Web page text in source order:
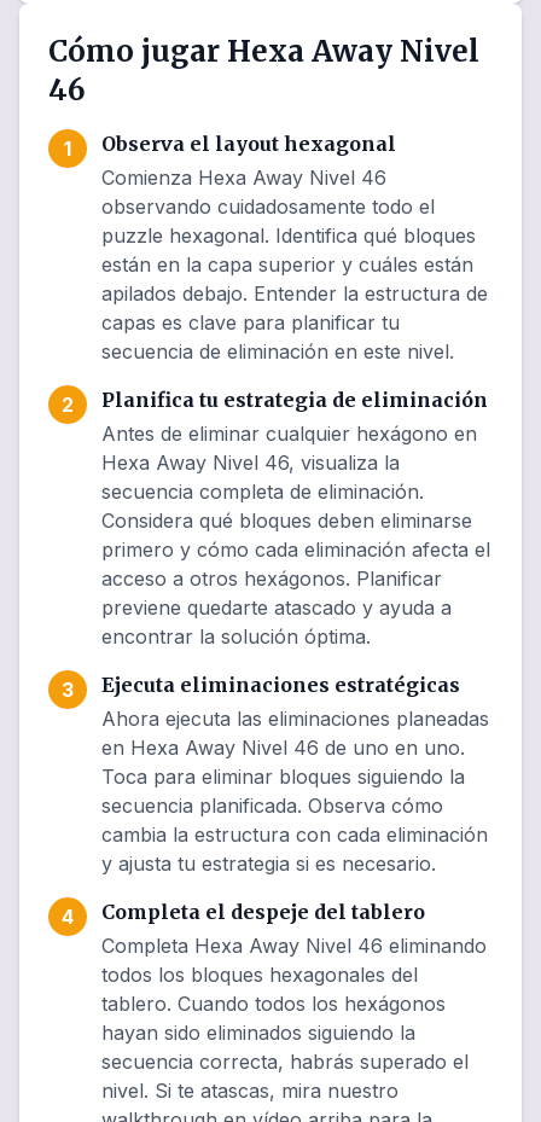
Cómo jugar Hexa Away Nivel
46
1
Observa el layout hexagonal
Comienza Hexa Away Nivel 46
observando cuidadosamente todo el
puzzle hexagonal. Identifica qué bloques
están en la capa superior y cuáles están
apilados debajo. Entender la estructura de
capas es clave para planificar tu
secuencia de eliminación en este nivel.
2
Planifica tu estrategia de eliminación
Antes de eliminar cualquier hexágono en
Hexa Away Nivel 46, visualiza la
secuencia completa de eliminación.
Considera qué bloques deben eliminarse
primero y cómo cada eliminación afecta el
acceso a otros hexágonos. Planificar
previene quedarte atascado y ayuda a
encontrar la solución óptima.
3
Ejecuta eliminaciones estratégicas
Ahora ejecuta las eliminaciones planeadas
en Hexa Away Nivel 46 de uno en uno.
Toca para eliminar bloques siguiendo la
secuencia planificada. Observa cómo
cambia la estructura con cada eliminación
y ajusta tu estrategia si es necesario.
4
Completa el despeje del tablero
Completa Hexa Away Nivel 46 eliminando
todos los bloques hexagonales del
tablero. Cuando todos los hexágonos
hayan sido eliminados siguiendo la
secuencia correcta, habrás superado el
nivel. Si te atascas, mira nuestro